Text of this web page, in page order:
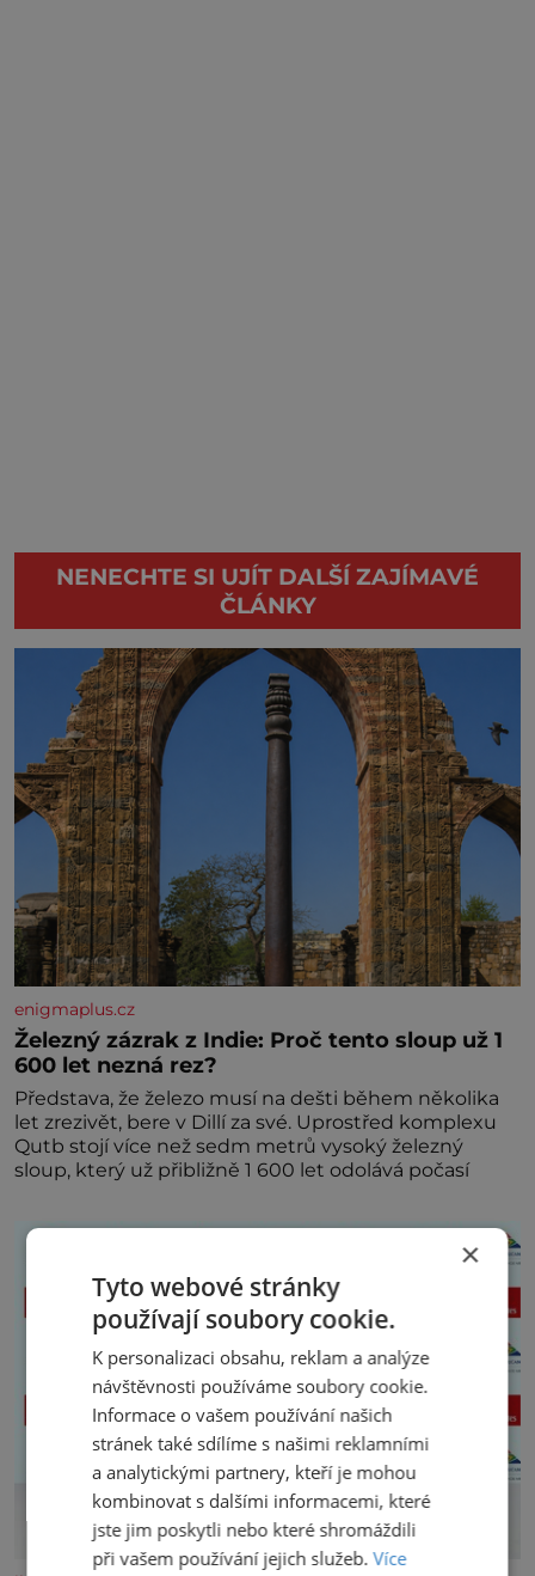
NENECHTE SI UJÍT DALŠÍ ZAJÍMAVÉ
ČLÁNKY
enigmaplus.cz
Železný zázrak z Indie: Proč tento sloup už 1
600 let nezná rez?
Představa, že železo musí na dešti během několika
let zrezivět, bere v Dillí za své. Uprostřed komplexu
Qutb stojí více než sedm metrů vysoký železný
sloup, který už přibližně 1 600 let odolává počasí
×
Tyto webové stránky
používají soubory cookie.
K personalizaci obsahu, reklam a analýze
návštěvnosti používáme soubory cookie.
Informace o vašem používání našich
stránek také sdílíme s našimi reklamními
a analytickými partnery, kteří je mohou
kombinovat s dalšími informacemi, které
jste jim poskytli nebo které shromáždili
při vašem používání jejich služeb.Více